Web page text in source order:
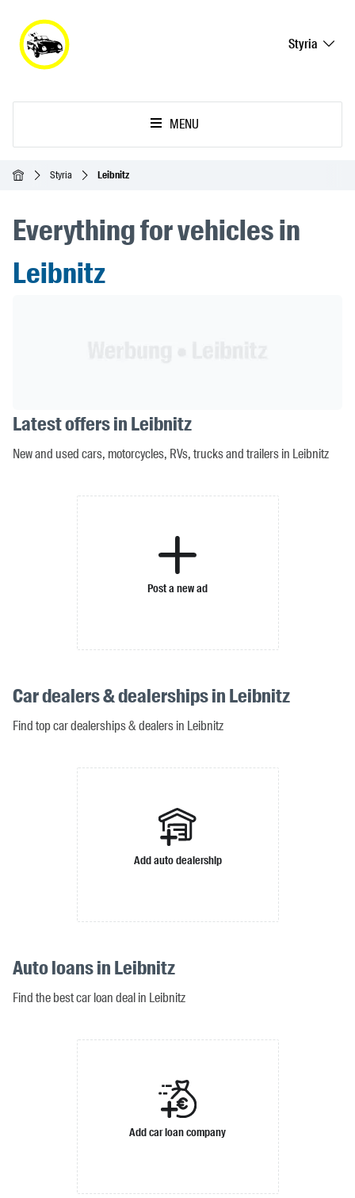
Styria
MENU
Homepage
Styria Leibnitz
Everything for vehicles in
Leibnitz
Latest offers in Leibnitz
New and used cars, motorcycles, RVs, trucks and trailers in Leibnitz
Post a new ad
Car dealers & dealerships in Leibnitz
Find top car dealerships & dealers in Leibnitz
Add auto dealership
Auto loans in Leibnitz
Find the best car loan deal in Leibnitz
Add car loan company